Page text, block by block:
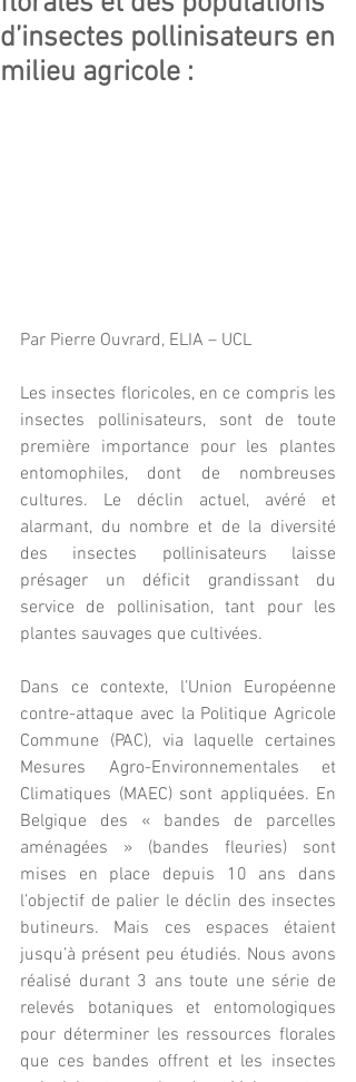
d’insectes pollinisateurs en
milieu agricole :
Par Pierre Ouvrard, ELIA – UCL
Les insectes floricoles, en ce compris les
insectes pollinisateurs, sont de toute
première importance pour les plantes
entomophiles, dont de nombreuses
cultures. Le déclin actuel, avéré et
alarmant, du nombre et de la diversité
des insectes pollinisateurs laisse
présager un déficit grandissant du
service de pollinisation, tant pour les
plantes sauvages que cultivées.
Dans ce contexte, l’Union Européenne
contre-attaque avec la Politique Agricole
Commune (PAC), via laquelle certaines
Mesures Agro-Environnementales et
Climatiques (MAEC) sont appliquées. En
Belgique des « bandes de parcelles
aménagées » (bandes fleuries) sont
mises en place depuis 10 ans dans
l’objectif de palier le déclin des insectes
butineurs. Mais ces espaces étaient
jusqu’à présent peu étudiés. Nous avons
réalisé durant 3 ans toute une série de
relevés botaniques et entomologiques
pour déterminer les ressources florales
que ces bandes offrent et les insectes